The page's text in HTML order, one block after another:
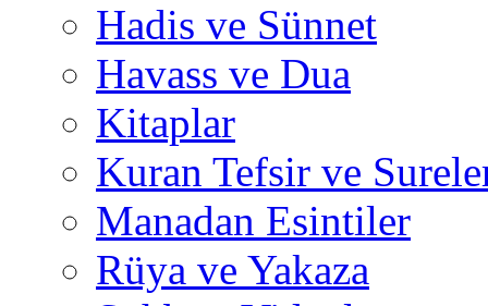
Hadis ve Sünnet
Havass ve Dua
Kitaplar
Kuran Tefsir ve
Manadan Esintiler
Rüya ve Yakaza